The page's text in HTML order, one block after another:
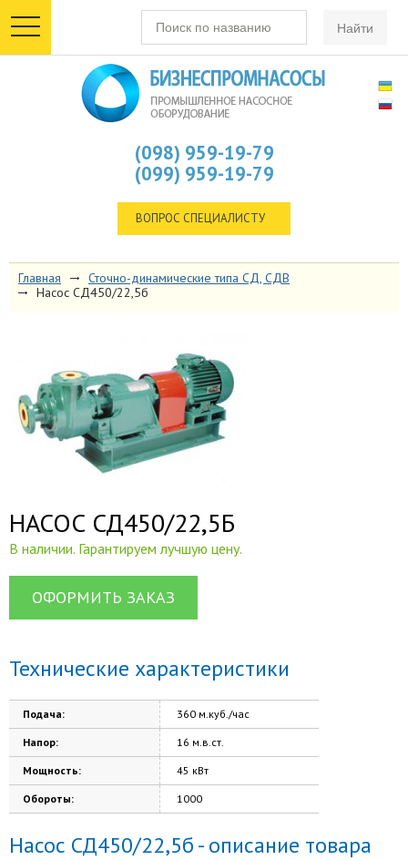
toggle
navigation
(098) 959-19-79
(099) 959-19-79
ВОПРОС СПЕЦИАЛИСТУ
Главная
Сточно-динамические типа СД, СДВ
Насос СД450/22,5б
НАСОС СД450/22,5Б
В наличии. Гарантируем лучшую цену.
ОФОРМИТЬ ЗАКАЗ
Технические характеристики
Подача: 360 м.куб./час
Напор: 16 м.в.ст.
Мощность: 45 кВт
Обороты: 1000
Насос СД450/22,5б - описание товара